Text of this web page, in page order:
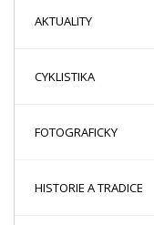
AKTUALITY
CYKLISTIKA
FOTOGRAFICKY
HISTORIE A TRADICE